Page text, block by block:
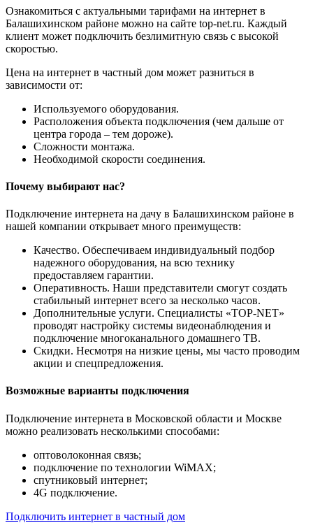
Ознакомиться с актуальными тарифами на интернет в
Балашихинском районе можно на сайте top-net.ru. Каждый
клиент может подключить безлимитную связь с высокой
скоростью.
Цена на интернет в частный дом может разниться в
зависимости от:
Используемого оборудования.
Расположения объекта подключения (чем дальше от
центра города – тем дороже).
Сложности монтажа.
Необходимой скорости соединения.
Почему выбирают нас?
Подключение интернета на дачу в Балашихинском районе в
нашей компании открывает много преимуществ:
Качество. Обеспечиваем индивидуальный подбор
надежного оборудования, на всю технику
предоставляем гарантии.
Оперативность. Наши представители смогут создать
стабильный интернет всего за несколько часов.
Дополнительные услуги. Специалисты «TOP-NET»
проводят настройку системы видеонаблюдения и
подключение многоканального домашнего ТВ.
Скидки. Несмотря на низкие цены, мы часто проводим
акции и спецпредложения.
Возможные варианты подключения
Подключение интернета в Московской области и Москве
можно реализовать несколькими способами:
оптоволоконная связь;
подключение по технологии WiMAX;
спутниковый интернет;
4G подключение.
Подключить интернет в частный дом